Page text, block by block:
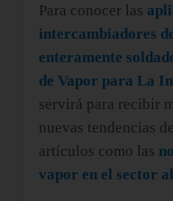
Para conocer las
intercambiadores
enteramente
de Vapor para La
servirá para recibir
nuevas tendencias
artículos como las
vapor en el sector